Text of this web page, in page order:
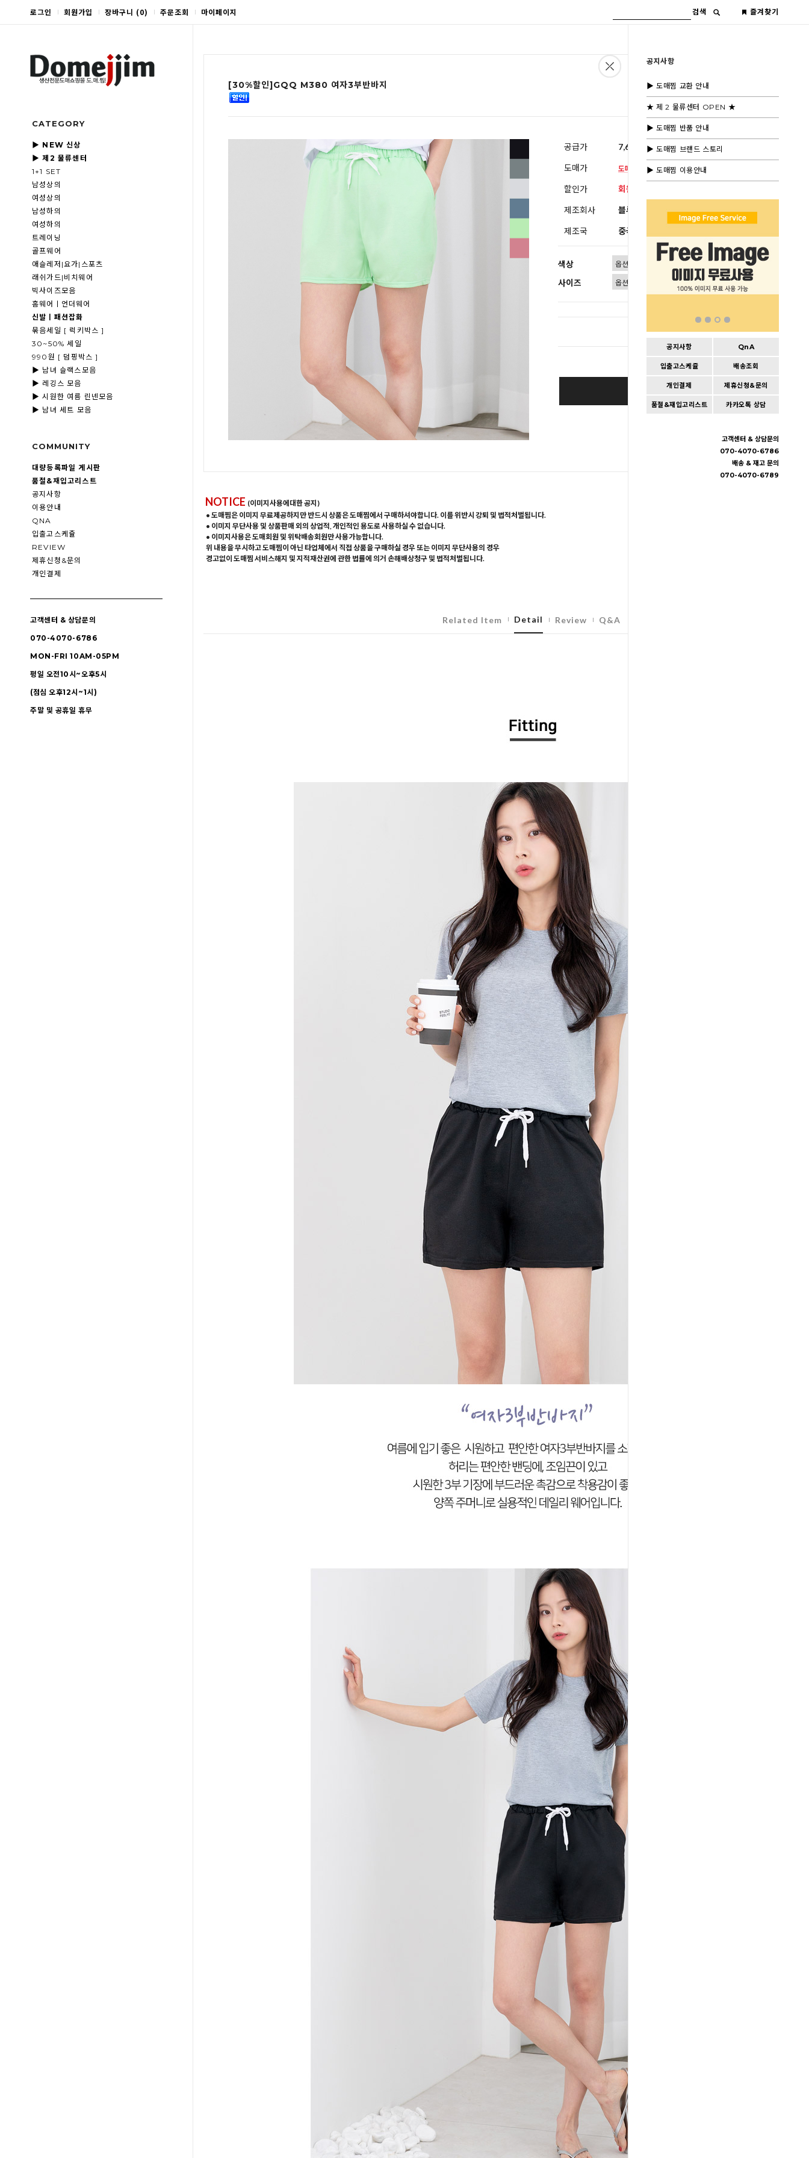
로그인 회원가입 장바구니 (0) 주문조회 마이페이지 검색 즐겨찾기
CATEGORY
▶ NEW 신상
▶ 제2 물류센터
1+1 SET
남성상의
여성상의
남성하의
여성하의
트레이닝
골프웨어
애슬레저|요가|스포츠
래쉬가드|비치웨어
빅사이즈모음
홈웨어ㅣ언더웨어
신발ㅣ패션잡화
묶음세일 [ 럭키박스 ]
30~50% 세일
990원 [ 덤핑박스 ]
▶ 남녀 슬랙스모음
▶ 레깅스 모음
▶ 시원한 여름 린넨모음
▶ 남녀 세트 모음
COMMUNITY
대량등록파일 게시판
품절&재입고리스트
공지사항
이용안내
QNA
입출고스케쥴
REVIEW
제휴신청&문의
개인결제
고객센터 & 상담문의
070-4070-6786
MON-FRI 10AM-05PM
평일 오전10시~오후5시
(점심 오후12시~1시)
주말 및 공휴일 휴무
공지사항
▶ 도매찜 교환 안내
★ 제 2 물류센터 OPEN ★
▶ 도매찜 반품 안내
▶ 도매찜 브랜드 스토리
▶ 도매찜 이용안내
공지사항 QnA
입출고스케쥴 배송조회
개인결제 제휴신청&문의
품절&재입고리스트 카카오톡 상담
고객센터 & 상담문의
070-4070-6786
배송 & 재고 문의
070-4070-6789
[30%할인]GQQ M380 여자3부반바지
공급가 7,600원(부가세별도)
도매가
할인가 회원공개
제조회사 블루모드제휴사
제조국 중국
색상
사이즈
총 상품
SOLD OUT
NOTICE (이미지사용에대한 공지)
• 도매찜은 이미지 무료제공하지만 반드시 상품은 도매찜에서 구매하셔야합니다. 이를 위반시 강퇴 및 법적처벌됩니다.
• 이미지 무단사용 및 상품판매 외의 상업적, 개인적인 용도로 사용하실 수 없습니다.
• 이미지사용은 도매회원 및 위탁배송회원만 사용가능합니다.
위 내용을 무시하고 도매찜이 아닌 타업체에서 직접 상품을 구매하실 경우 또는 이미지 무단사용의 경우
경고없이 도매찜 서비스해지 및 지적재산권에 관한 법률에 의거 손해배상청구 및 법적처벌됩니다.
Related Item Detail Review Q&A